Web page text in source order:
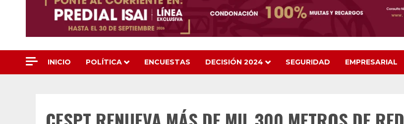
INICIO POLÍTICA ENCUESTAS DECISIÓN 2024 SEGURIDAD EMPRESARIAL